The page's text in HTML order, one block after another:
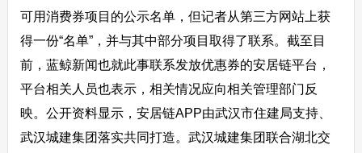
可用消费券项目的公示名单，但记者从第三方网站上获
得一份“名单”，并与其中部分项目取得了联系。截至目
前，蓝鲸新闻也就此事联系发放优惠券的安居链平台，
平台相关人员也表示，相关情况应向相关管理部门反
映。公开资料显示，安居链APP由武汉市住建局支持、
武汉城建集团落实共同打造。武汉城建集团联合湖北交